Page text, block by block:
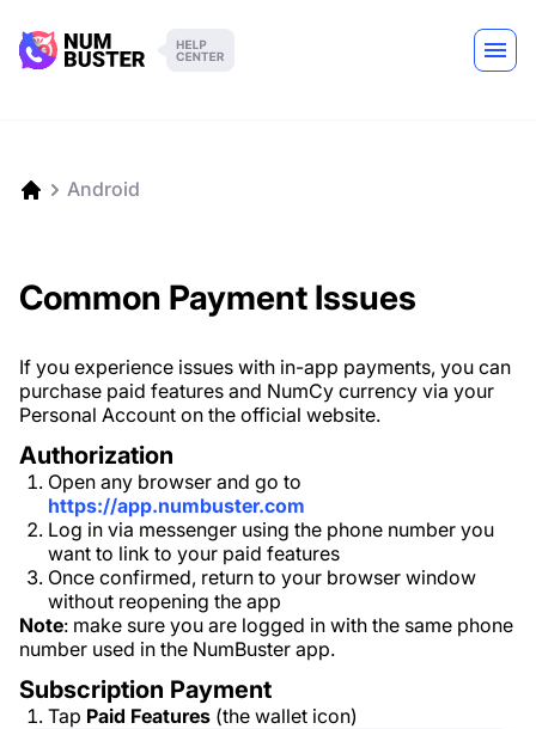
Android
Common Payment Issues
If you experience issues with in-app payments, you can
purchase paid features and NumCy currency via your
Personal Account on the official website.
Authorization
Open any browser and go to
https://app.numbuster.com
Log in via messenger using the phone number you
want to link to your paid features
Once confirmed, return to your browser window
without reopening the app
Note: make sure you are logged in with the same phone
number used in the NumBuster app.
Subscription Payment
Tap Paid Features (the wallet icon)